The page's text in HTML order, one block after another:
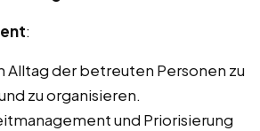
:
Alltag der betreuten Personen zu
zu organisieren.
und Priorisierung